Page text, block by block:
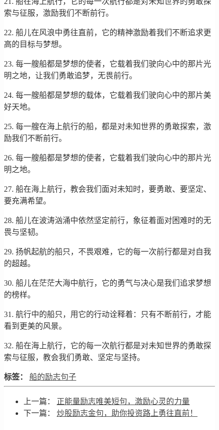
索与征服，激励我们不断前行。
22. 船儿在风浪中勇往直前，它的精神激励着我们不断追求更
高的目标与梦想。
23. 每一艘船都是梦想的使者，它载着我们驶向心中的那片光
明之地，让我们勇敢追梦，无畏前行。
24. 每一艘船都是梦想的载体，它载着我们驶向心中的那片美
好天地。
25. 每一艘在海上航行的船，都是对未知世界的勇敢探索，激
励我们不断前行。
26. 每一艘船都是梦想的使者，它载着我们驶向心中的那片光
明之地。
27. 船在海上航行，教会我们面对未知时，要勇敢、要坚定、
要充满希望。
28. 船儿在波涛汹涌中依然坚定前行，象征着面对困难时的无
畏与坚韧。
29. 扬帆起航的船只，不畏艰难，它的每一次前行都是对自我
的超越。
30. 船儿在茫茫大海中航行，它的勇气与决心是我们追求梦想
的榜样。
31. 航行中的船只，用它的行动诠释着：只有不断前行，才能
看到更美的风景。
32. 船在海上航行，它的每一次航行都是对未知世界的勇敢探
索与征服，教会我们勇敢、坚定与坚持。
标签： 船的励志句子
上一篇： 正能量励志唯美短句，激励心灵的力量
下一篇： 炒股励志金句，助你投资路上勇往直前！